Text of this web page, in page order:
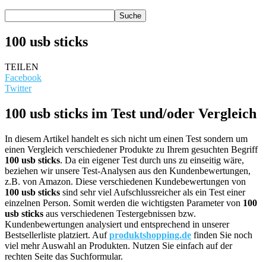
100 usb sticks
TEILEN
Facebook
Twitter
100 usb sticks im Test und/oder Vergleich
In diesem Artikel handelt es sich nicht um einen Test sondern um
einen Vergleich verschiedener Produkte zu Ihrem gesuchten Begriff
100 usb sticks. Da ein eigener Test durch uns zu einseitig wäre,
beziehen wir unsere Test-Analysen aus den Kundenbewertungen,
z.B. von Amazon. Diese verschiedenen Kundebewertungen von
100 usb sticks sind sehr viel Aufschlussreicher als ein Test einer
einzelnen Person. Somit werden die wichtigsten Parameter von 100
usb sticks aus verschiedenen Testergebnissen bzw.
Kundenbewertungen analysiert und entsprechend in unserer
Bestsellerliste platziert. Aufproduktshopping.de finden Sie noch
viel mehr Auswahl an Produkten. Nutzen Sie einfach auf der
rechten Seite das Suchformular.